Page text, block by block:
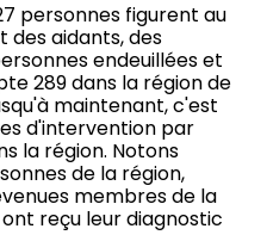
personnes figurent au
des aidants, des
endeuillées et
289 dans la région de
maintenant, c'est
d'intervention par
la région. Notons
de la région,
membres de la
reçu leur diagnostic